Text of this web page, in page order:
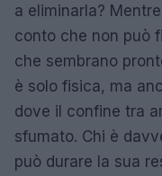
a eliminarla?
conto che non può
che sembrano
è solo fisica, ma
dove il confine tra
sfumato. Chi è
può durare la sua